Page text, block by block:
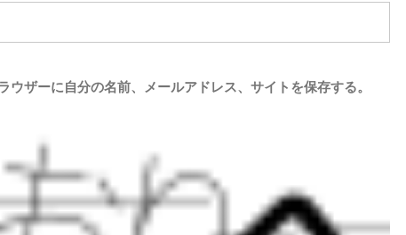
ウザーに自分の名前、メールアドレス、サイトを保存する。